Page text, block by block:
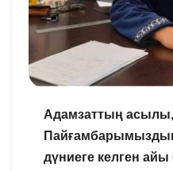
Адамзаттың
дүниеге келген